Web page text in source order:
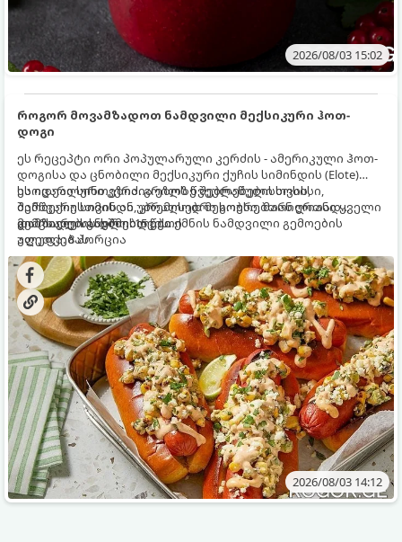
2026/08/03 15:02
როგორ მოვამზადოთ ნამდვილი მექსიკური ჰოთ-
დოგი
ეს რეცეპტი ორი პოპულარული კერძის - ამერიკული ჰოთ-
დოგისა და ცნობილი მექსიკური ქუჩის სიმინდის (Elote)
საოცარი სინთეზია. გრილზე შებრაწული სოსისი,
შემწვარი სიმინდი, კრემისებრი სოუსი, მარილიანი ყველი
და ცხარე სანელებლები ქმნის ნამდვილი გემოების
აფეთქებას.
ეს იდეალური კერძია ეზოს წვეულებებისთვის,
ბარბექიუსთვის ან უბრალოდ მეგობრებთან ერთად
გემრიელი ვახშმისთვის.
მომზადების დრო: 15 წუთი
ულუფა: 8 პორცია
2026/08/03 14:12